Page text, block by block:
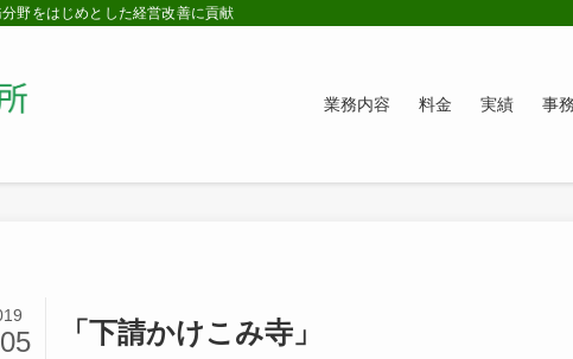
野をはじめとした経営改善に貢献
業務内容 料金 実績 事
「下請かけこみ寺」